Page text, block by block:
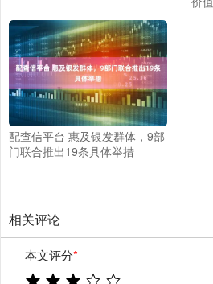
配查信平台 惠及银发群体，9部
门联合推出19条具体举措
相关评论
本文评分*